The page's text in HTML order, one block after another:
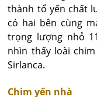
thành tổ yến chất
có hai bên cùng
trọng lượng nhỏ
nhìn thấy loài
Sirlanca.
Chim yến nhà